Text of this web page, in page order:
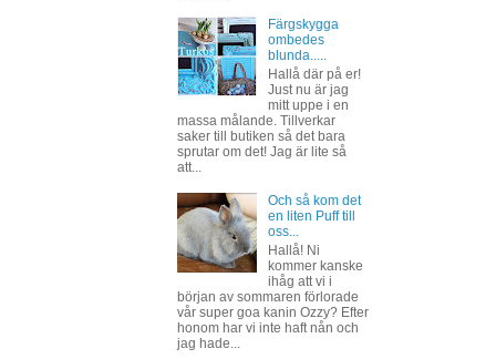
Färgskygga
ombedes
blunda.....
Hallå där på er!
Just nu är jag
mitt uppe i en
massa målande. Tillverkar
saker till butiken så det bara
sprutar om det! Jag är lite så
att...
Och så kom det
en liten Puff till
oss...
Hallå! Ni
kommer kanske
ihåg att vi i
början av sommaren förlorade
vår super goa kanin Ozzy? Efter
honom har vi inte haft nån och
jag hade...